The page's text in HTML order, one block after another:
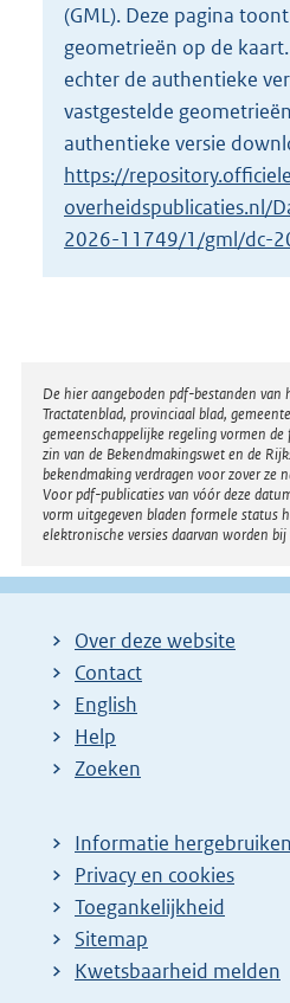
(GML). Deze pagina
geometrieën op de
echter de authentieke
vastgestelde
authentieke versie
https://
overheidspublicaties.nl/
2026-11749/1/gml/dc-
Disclaimer
De hier aangeboden pdf-bestanden van
Tractatenblad, provinciaal blad,
gemeenschappelijke regeling vormen
zin van de Bekendmakingswet en de
bekendmaking verdragen voor zover ze
Voor pdf-publicaties van vóór deze
vorm uitgegeven bladen formele status
elektronische versies daarvan worden
Over deze website
Contact
English
Help
Zoeken
Informatie hergebruiken
Privacy en cookies
Toegankelijkheid
Sitemap
E
Kwetsbaarheid melden